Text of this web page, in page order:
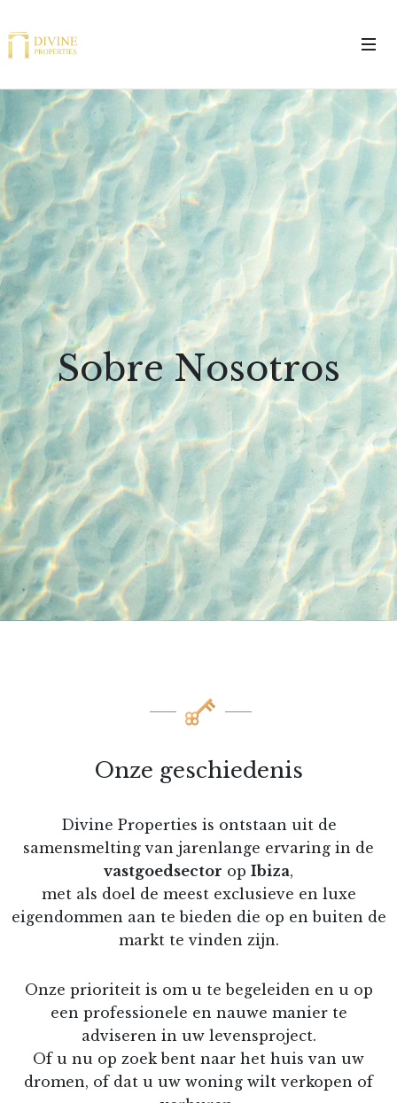
Sobre Nosotros
Onze geschiedenis
Divine Properties is ontstaan uit de
samensmelting van jarenlange ervaring in de
vastgoedsector op Ibiza,
met als doel de meest exclusieve en luxe
eigendommen aan te bieden die op en buiten de
markt te vinden zijn.
Onze prioriteit is om u te begeleiden en u op
een professionele en nauwe manier te
adviseren in uw levensproject.
Of u nu op zoek bent naar het huis van uw
dromen, of dat u uw woning wilt verkopen of